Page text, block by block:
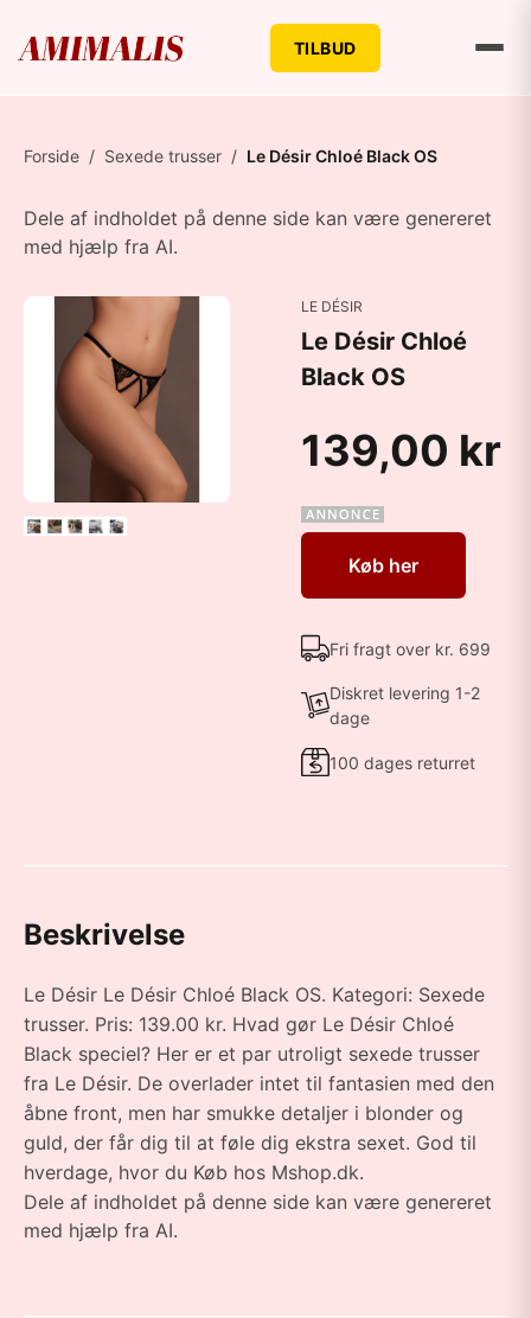
TILBUD
Forside / Sexede trusser / Le Désir Chloé Black OS
Dele af indholdet på denne side kan være genereret
med hjælp fra AI.
LE DÉSIR
Le Désir Chloé
Black OS
139,00 kr
Køb her
Fri fragt over kr. 699
Diskret levering 1-2
dage
100 dages returret
Beskrivelse
Le Désir Le Désir Chloé Black OS. Kategori: Sexede
trusser. Pris: 139.00 kr. Hvad gør Le Désir Chloé
Black speciel? Her er et par utroligt sexede trusser
fra Le Désir. De overlader intet til fantasien med den
åbne front, men har smukke detaljer i blonder og
guld, der får dig til at føle dig ekstra sexet. God til
hverdage, hvor du Køb hos Mshop.dk.
Dele af indholdet på denne side kan være genereret
med hjælp fra AI.